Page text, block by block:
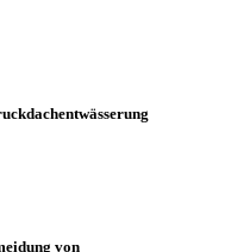
von